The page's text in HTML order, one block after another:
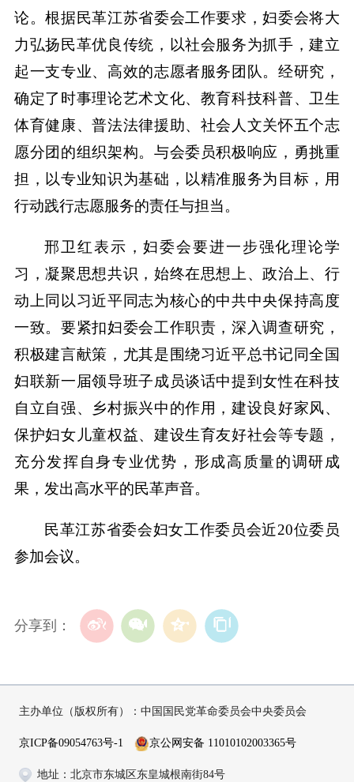
论。根据民革江苏省委会工作要求，妇委会将大
力弘扬民革优良传统，以社会服务为抓手，建立
起一支专业、高效的志愿者服务团队。经研究，
确定了时事理论艺术文化、教育科技科普、卫生
体育健康、普法法律援助、社会人文关怀五个志
愿分团的组织架构。与会委员积极响应，勇挑重
担，以专业知识为基础，以精准服务为目标，用
行动践行志愿服务的责任与担当。
邢卫红表示，妇委会要进一步强化理论学
习，凝聚思想共识，始终在思想上、政治上、行
动上同以习近平同志为核心的中共中央保持高度
一致。要紧扣妇委会工作职责，深入调查研究，
积极建言献策，尤其是围绕习近平总书记同全国
妇联新一届领导班子成员谈话中提到女性在科技
自立自强、乡村振兴中的作用，建设良好家风、
保护妇女儿童权益、建设生育友好社会等专题，
充分发挥自身专业优势，形成高质量的调研成
果，发出高水平的民革声音。
民革江苏省委会妇女工作委员会近20位委员
参加会议。
分享到：
主办单位（版权所有）：中国国民党革命委员会中央委员会
京ICP备09054763号-1 京公网安备 11010102003365号
地址：北京市东城区东皇城根南街84号